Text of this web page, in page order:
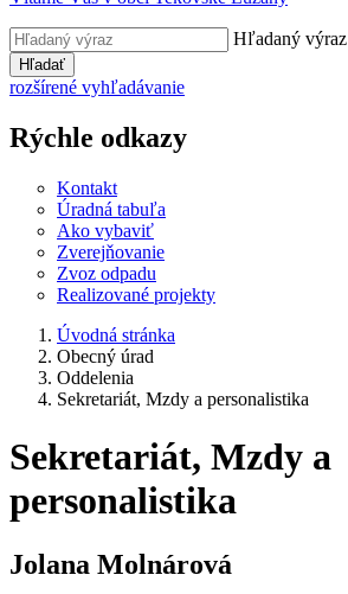
Hľadaný výraz
Hľadať
rozšírené vyhľadávanie
Rýchle odkazy
Kontakt
Úradná tabuľa
Ako vybaviť
Zverejňovanie
Zvoz odpadu
Realizované projekty
Úvodná stránka
Obecný úrad
Oddelenia
Sekretariát, Mzdy a personalistika
Sekretariát, Mzdy a
personalistika
Jolana Molnárová